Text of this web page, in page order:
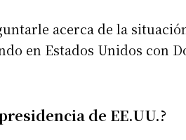
acerca de la
en Estados Unidos con
de EE.UU.?